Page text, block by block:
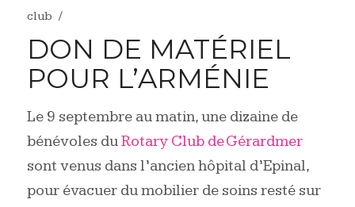
club /
DON DE MATÉRIEL
POUR L’ARMÉNIE
Le 9 septembre au matin, une dizaine de
bénévoles duRotary Club de Gérardmer
sont venus dans l’ancien hôpital d’Epinal,
pour évacuer du mobilier de soins resté sur